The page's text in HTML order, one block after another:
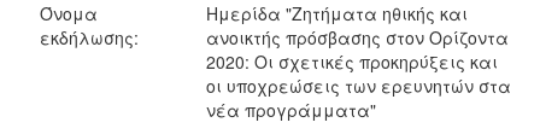
Όνομα
εκδήλωσης:
Ημερίδα "Ζητήματα ηθικής και
ανοικτής πρόσβασης στον Ορίζοντα
2020: Οι σχετικές προκηρύξεις και
οι υποχρεώσεις των ερευνητών στα
νέα προγράμματα"